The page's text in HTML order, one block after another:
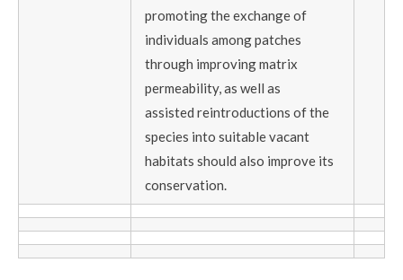
promoting the exchange of
individuals among patches
through improving matrix
permeability, as well as
assisted reintroductions of the
species into suitable vacant
habitats should also improve its
conservation.